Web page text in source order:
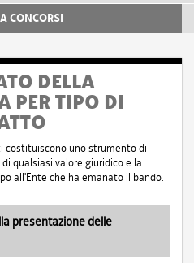
CONCORSI
DELLA
PER TIPO DI
costituiscono uno strumento di
qualsiasi valore giuridico e la
all'Ente che ha emanato il bando.
presentazione delle